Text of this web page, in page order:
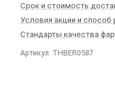
Срок и стоимость
Условия акции и способ
Стандарты качества
Артикул: THBER0587